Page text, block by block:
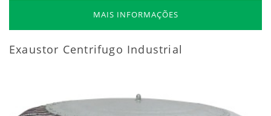
MAIS INFORMAÇÕES
Exaustor Centrifugo Industrial